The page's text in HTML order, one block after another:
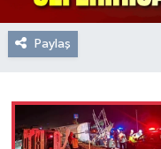
Paylaş